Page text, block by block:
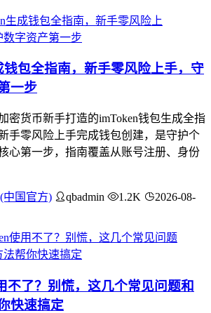
包全指南，新手零风险上手，守
一步
密货币新手打造的imToken钱包生成全指
手零风险上手完成钱包创建，是守护个
心第一步，指南覆盖从账号注册、身份
中国官方) qbadmin 1.2K
2026-08-
不了？别慌，这几个常见问题和
快速搞定